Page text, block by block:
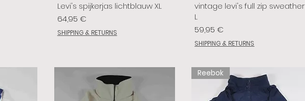
Levi's spijkerjas lichtblauw XL
Preis
64,95 €
SHIPPING & RETURNS
vintage levi's full zip sweather
L
Preis
59,95 €
SHIPPING & RETURNS
Reebok